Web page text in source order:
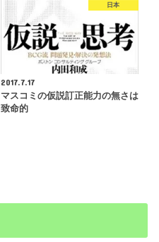
日本
2017.7.17
マスコミの仮説訂正能力の無さは
致命的